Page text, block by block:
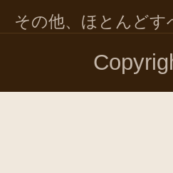
その他、ほとんど